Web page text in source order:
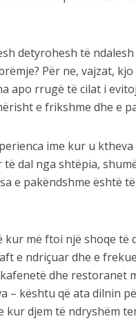
detyrohesh të
Për ne, vajzat,
apo rrugë të cilat i
e frikshme dhe e
ime kur u ktheva
dal nga shtëpia,
e pakëndshme është
më ftoi një shoqe të
e ndriçuar dhe e
dhe restoranet
– kështu që ata dilnin
kur djem të ndryshëm